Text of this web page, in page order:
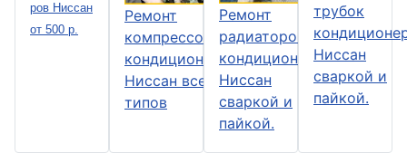
ров Ниссан
от 500 р.
Ремонт
компрессоров
кондиционера
Ниссан всех
типов
Ремонт
радиаторов
кондиционера
Ниссан
сваркой и
пайкой.
трубок
Ниссан
сваркой и
пайкой.